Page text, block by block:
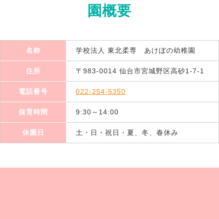
園概要
名称 学校法人 東北柔専 あけぼの幼稚園
住所 〒983-0014 仙台市宮城野区高砂1-7-1
電話番号 022-254-5350
保育時間 9:30～14:00
休園日 土・日・祝日・夏、冬、春休み